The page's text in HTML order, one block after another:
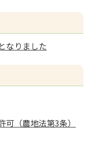
なりました
（農地法第3条）